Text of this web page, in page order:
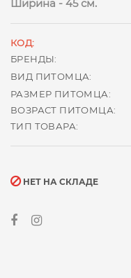
Ширина - 45 см.
КОД:
БРЕНДЫ:
ВИД ПИТОМЦА:
РАЗМЕР ПИТОМЦА:
ВОЗРАСТ ПИТОМЦА:
ТИП ТОВАРА:
НЕТ НА СКЛАДЕ